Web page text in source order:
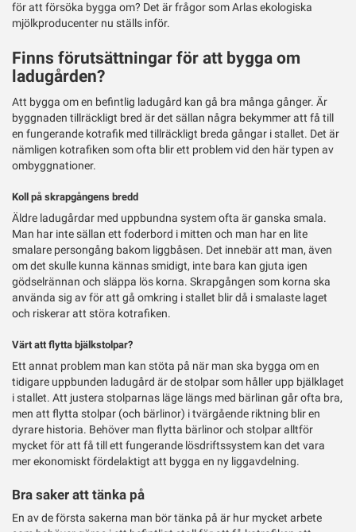
för att försöka bygga om? Det är frågor som Arlas ekologiska
mjölkproducenter nu ställs inför.
Finns förutsättningar för att bygga om
ladugården?
Att bygga om en befintlig ladugård kan gå bra många gånger. Är
byggnaden tillräckligt bred är det sällan några bekymmer att få till
en fungerande kotrafik med tillräckligt breda gångar i stallet. Det är
nämligen kotrafiken som ofta blir ett problem vid den här typen av
ombyggnationer.
Koll på skrapgångens bredd
Äldre ladugårdar med uppbundna system ofta är ganska smala.
Man har inte sällan ett foderbord i mitten och man har en lite
smalare persongång bakom liggbåsen. Det innebär att man, även
om det skulle kunna kännas smidigt, inte bara kan gjuta igen
gödselrännan och släppa lös korna. Skrapgången som korna ska
använda sig av för att gå omkring i stallet blir då i smalaste laget
och riskerar att störa kotrafiken.
Värt att flytta bjälkstolpar?
Ett annat problem man kan stöta på när man ska bygga om en
tidigare uppbunden ladugård är de stolpar som håller upp bjälklaget
i stallet. Att justera stolparnas läge längs med bärlinan går ofta bra,
men att flytta stolpar (och bärlinor) i tvärgående riktning blir en
dyrare historia. Behöver man flytta bärlinor och stolpar alltför
mycket för att få till ett fungerande lösdriftssystem kan det vara
mer ekonomiskt fördelaktigt att bygga en ny liggavdelning.
Bra saker att tänka på
En av de första sakerna man bör tänka på är hur mycket arbete